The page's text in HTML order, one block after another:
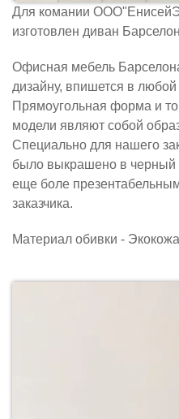
Для комании
изготовлен диван
Офисная мебель
дизайну, впишется в
Прямоугольная форма и
модели являют собой
Специально для нашего
было выкрашено в черный
еще боле
заказчика.
Материал обивки -